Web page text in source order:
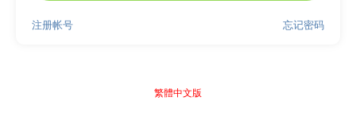
忘记密码
注册帐号
繁體中文版